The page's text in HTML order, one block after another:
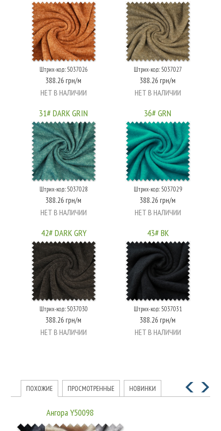
Штрих-код: 5037026
388.26 грн/м
НЕТ В НАЛИЧИИ
Штрих-код: 5037027
388.26 грн/м
НЕТ В НАЛИЧИИ
31# DARK GRIN
Штрих-код: 5037028
388.26 грн/м
НЕТ В НАЛИЧИИ
36# GRN
Штрих-код: 5037029
388.26 грн/м
НЕТ В НАЛИЧИИ
42# DARK GRY
Штрих-код: 5037030
388.26 грн/м
НЕТ В НАЛИЧИИ
43# BK
Штрих-код: 5037031
388.26 грн/м
НЕТ В НАЛИЧИИ
ПОХОЖИЕ ПРОСМОТРЕННЫЕ НОВИНКИ
Ангора Y50098